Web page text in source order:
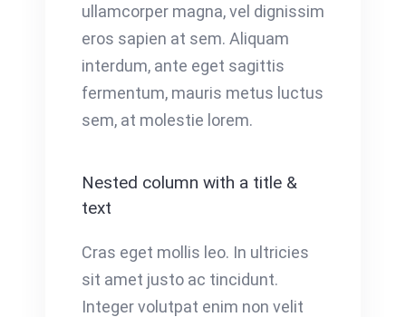
ullamcorper magna, vel dignissim
eros sapien at sem. Aliquam
interdum, ante eget sagittis
fermentum, mauris metus luctus
sem, at molestie lorem.
Nested column with a title &
text
Cras eget mollis leo. In ultricies
sit amet justo ac tincidunt.
Integer volutpat enim non velit